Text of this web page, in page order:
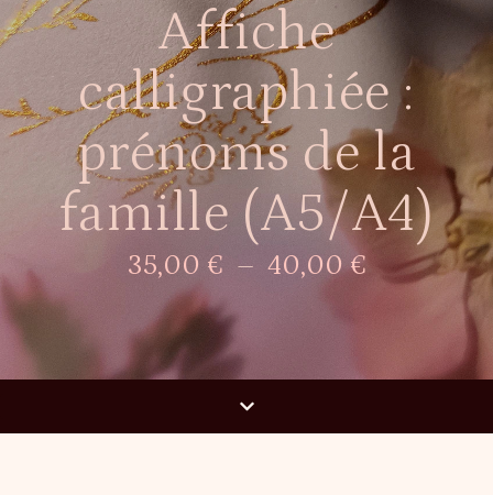
Affiche
calligraphiée :
prénoms de la
famille (A5/A4)
35,00 € – 40,00€